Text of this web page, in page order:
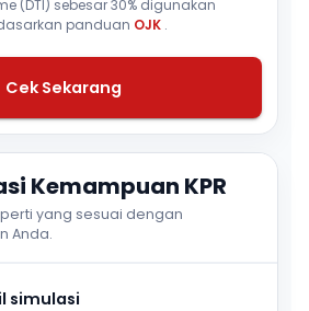
(DTI) sebesar 30% digunakan
panduan OJK .
Cek Sekarang
Kemampuan KPR
yang sesuai dengan
Anda.
simulasi